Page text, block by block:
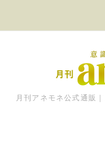
月刊アネモネ公式通販